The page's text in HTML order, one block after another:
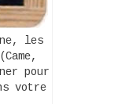
les
pour
votre